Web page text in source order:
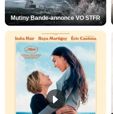
Mutiny Bande-annonce VO STFR